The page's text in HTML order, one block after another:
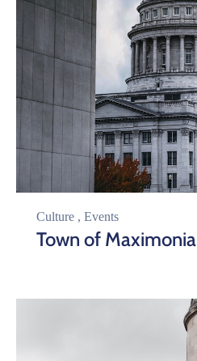
Culture , Events
Town of Maximonia